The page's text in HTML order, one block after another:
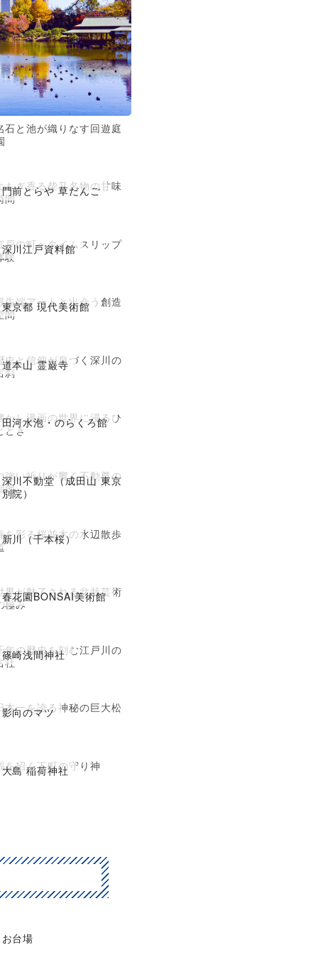
石と池が織りなす回遊庭
門前とらや 草だんご
もぎ香る柴又名物の甘味
間
深川江戸資料館
戸の町へタイムスリップ
験
東京都 現代美術館
先端アートと出会う創造
間
道本山 霊巌寺
史と信仰が息づく深川の
刹
田河水泡・のらくろ館
かし漫画の世界に浸るひ
とき
深川不動堂（成田山 東京
別院）
強い祈りが響く不動尊の
地
新川（千本桜）
を彩る桜並木の水辺散歩
春花園BONSAI美術館
界が魅了される盆栽芸術
極み
篠崎浅間神社
年の歴史を刻む江戸川の
社
影向のマツ
本一を誇る神秘の巨大松
大島 稲荷神社
を招く下町の守り神
お台場